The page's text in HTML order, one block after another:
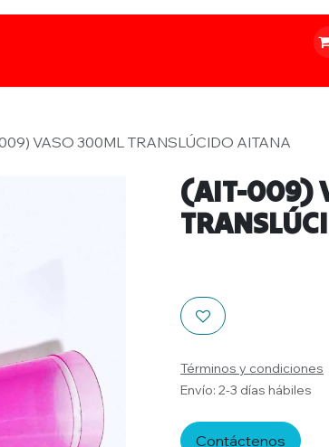
VASO 300ML TRANSLÚCIDO AITANA
(AIT-009)
Términos y condiciones
Envío: 2-3 días hábiles
Contáctenos